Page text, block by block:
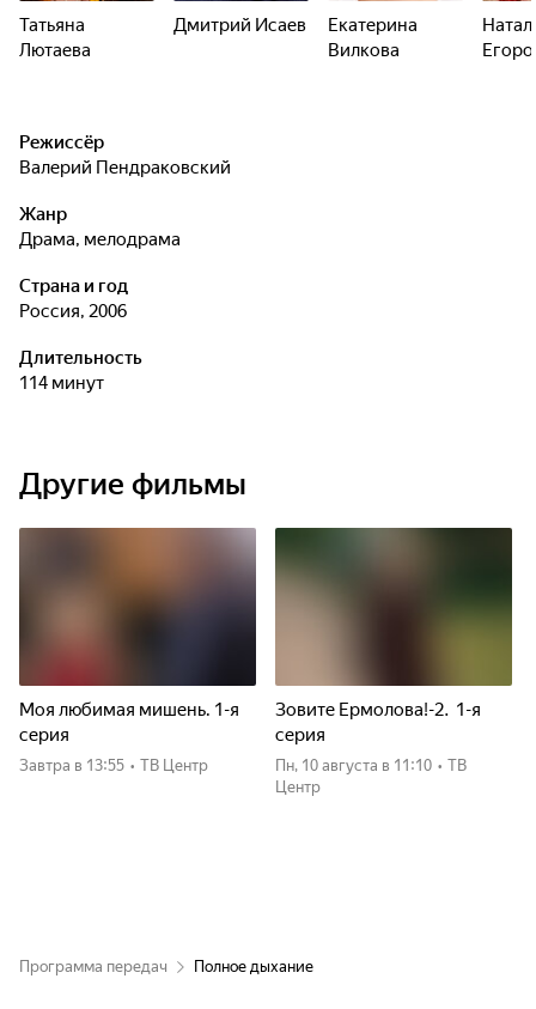
Татьяна
Лютаева
Дмитрий Исаев
Екатерина
Вилкова
Режиссёр
Валерий Пендраковский
Жанр
драма, мелодрама
Страна и год
Россия, 2006
Длительность
114 минут
Другие фильмы
Моя любимая мишень. 1-я
серия
Завтра в 13:55 • ТВ Центр
Зовите Ермолова!-2. 1-я
серия
пн, 10 августа в 11:10 • ТВ
Центр
Программа передач Полное дыхание